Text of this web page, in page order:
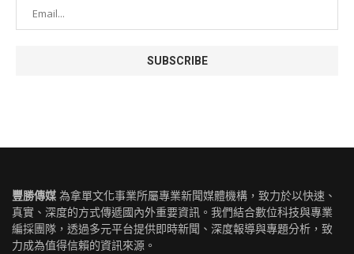
豐勝傳媒 為拿單文化事業所屬專業新聞媒體機構，致力於以快速、
真實、深度的方式傳遞國內外重要資訊。我們結合數位科技與專業
編採團隊，透過多元平台提供即時新聞、深度報導與專題分析，致
力成為值得信賴的資訊來源。